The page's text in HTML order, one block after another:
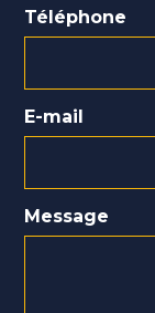
Téléphone
E-mail
Message